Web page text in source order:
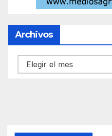
Archivos
Archivos